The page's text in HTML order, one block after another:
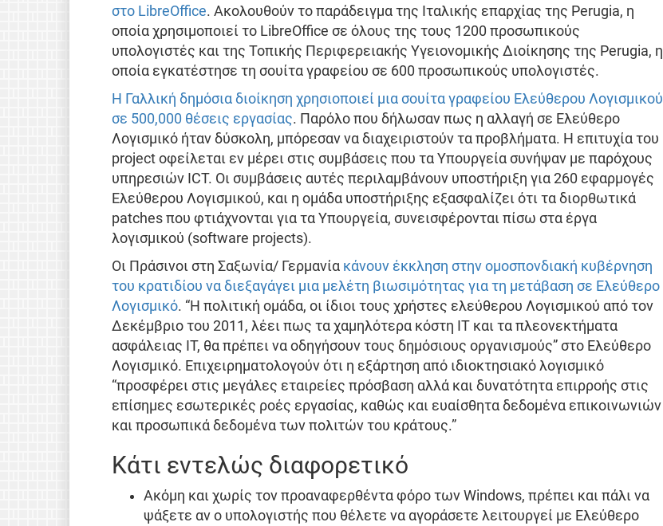
στο LibreOffice. Ακολουθούν το παράδειγμα της Ιταλικής επαρχίας της Perugia, η
οποία χρησιμοποιεί το LibreOffice σε όλους της τους 1200 προσωπικούς
υπολογιστές και της Τοπικής Περιφερειακής Υγειονομικής Διοίκησης της Perugia, η
οποία εγκατέστησε τη σουίτα γραφείου σε 600 προσωπικούς υπολογιστές.
Η Γαλλική δημόσια διοίκηση χρησιοποιεί μια σουίτα γραφείου Ελεύθερου Λογισμικού
σε 500,000 θέσεις εργασίας. Παρόλο που δήλωσαν πως η αλλαγή σε Ελεύθερο
Λογισμικό ήταν δύσκολη, μπόρεσαν να διαχειριστούν τα προβλήματα. Η επιτυχία του
project οφείλεται εν μέρει στις συμβάσεις που τα Υπουργεία συνήψαν με παρόχους
υπηρεσιών ICT. Οι συμβάσεις αυτές περιλαμβάνουν υποστήριξη για 260 εφαρμογές
Ελεύθερου Λογισμικού, και η ομάδα υποστήριξης εξασφαλίζει ότι τα διορθωτικά
patches που φτιάχνονται για τα Υπουργεία, συνεισφέρονται πίσω στα έργα
λογισμικού (software projects).
Οι Πράσινοι στη Σαξωνία/ Γερμανία κάνουν έκκληση στην ομοσπονδιακή κυβέρνηση
του κρατιδίου να διεξαγάγει μια μελέτη βιωσιμότητας για τη μετάβαση σε Ελεύθερο
Λογισμικό. “Η πολιτική ομάδα, οι ίδιοι τους χρήστες ελεύθερου Λογισμικού από τον
Δεκέμβριο του 2011, λέει πως τα χαμηλότερα κόστη IT και τα πλεονεκτήματα
ασφάλειας IT, θα πρέπει να οδηγήσουν τους δημόσιους οργανισμούς” στο Ελεύθερο
Λογισμικό. Επιχειρηματολογούν ότι η εξάρτηση από ιδιοκτησιακό λογισμικό
“προσφέρει στις μεγάλες εταιρείες πρόσβαση αλλά και δυνατότητα επιρροής στις
επίσημες εσωτερικές ροές εργασίας, καθώς και ευαίσθητα δεδομένα επικοινωνιών
και προσωπικά δεδομένα των πολιτών του κράτους.”
Κάτι εντελώς διαφορετικό
Ακόμη και χωρίς τον προαναφερθέντα φόρο των Windows, πρέπει και πάλι να
ψάξετε αν ο υπολογιστής που θέλετε να αγοράσετε λειτουργεί με Ελεύθερο